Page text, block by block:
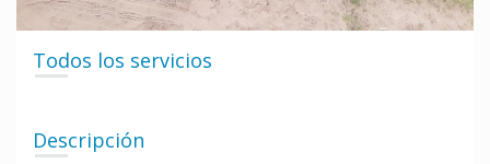
Todos los servicios
Descripción